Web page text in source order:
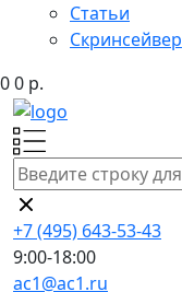
Статьи
Скринсейвер
00 р.
+7 (495) 643-53-43
9:00-18:00
ac1@ac1.ru